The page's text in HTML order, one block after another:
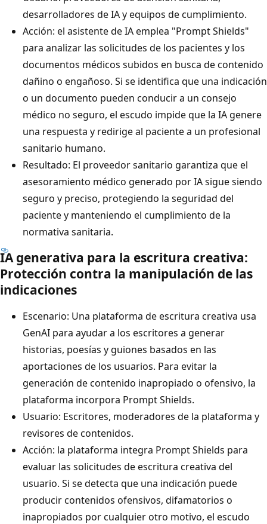
desarrolladores de IA y equipos de cumplimiento.
Acción: el asistente de IA emplea "Prompt Shields"
para analizar las solicitudes de los pacientes y los
documentos médicos subidos en busca de contenido
dañino o engañoso. Si se identifica que una indicación
o un documento pueden conducir a un consejo
médico no seguro, el escudo impide que la IA genere
una respuesta y redirige al paciente a un profesional
sanitario humano.
Resultado: El proveedor sanitario garantiza que el
asesoramiento médico generado por IA sigue siendo
seguro y preciso, protegiendo la seguridad del
paciente y manteniendo el cumplimiento de la
normativa sanitaria.
IA generativa para la escritura creativa:
Protección contra la manipulación de las
indicaciones
Escenario: Una plataforma de escritura creativa usa
GenAI para ayudar a los escritores a generar
historias, poesías y guiones basados en las
aportaciones de los usuarios. Para evitar la
generación de contenido inapropiado o ofensivo, la
plataforma incorpora Prompt Shields.
Usuario: Escritores, moderadores de la plataforma y
revisores de contenidos.
Acción: la plataforma integra Prompt Shields para
evaluar las solicitudes de escritura creativa del
usuario. Si se detecta que una indicación puede
producir contenidos ofensivos, difamatorios o
inapropiados por cualquier otro motivo, el escudo